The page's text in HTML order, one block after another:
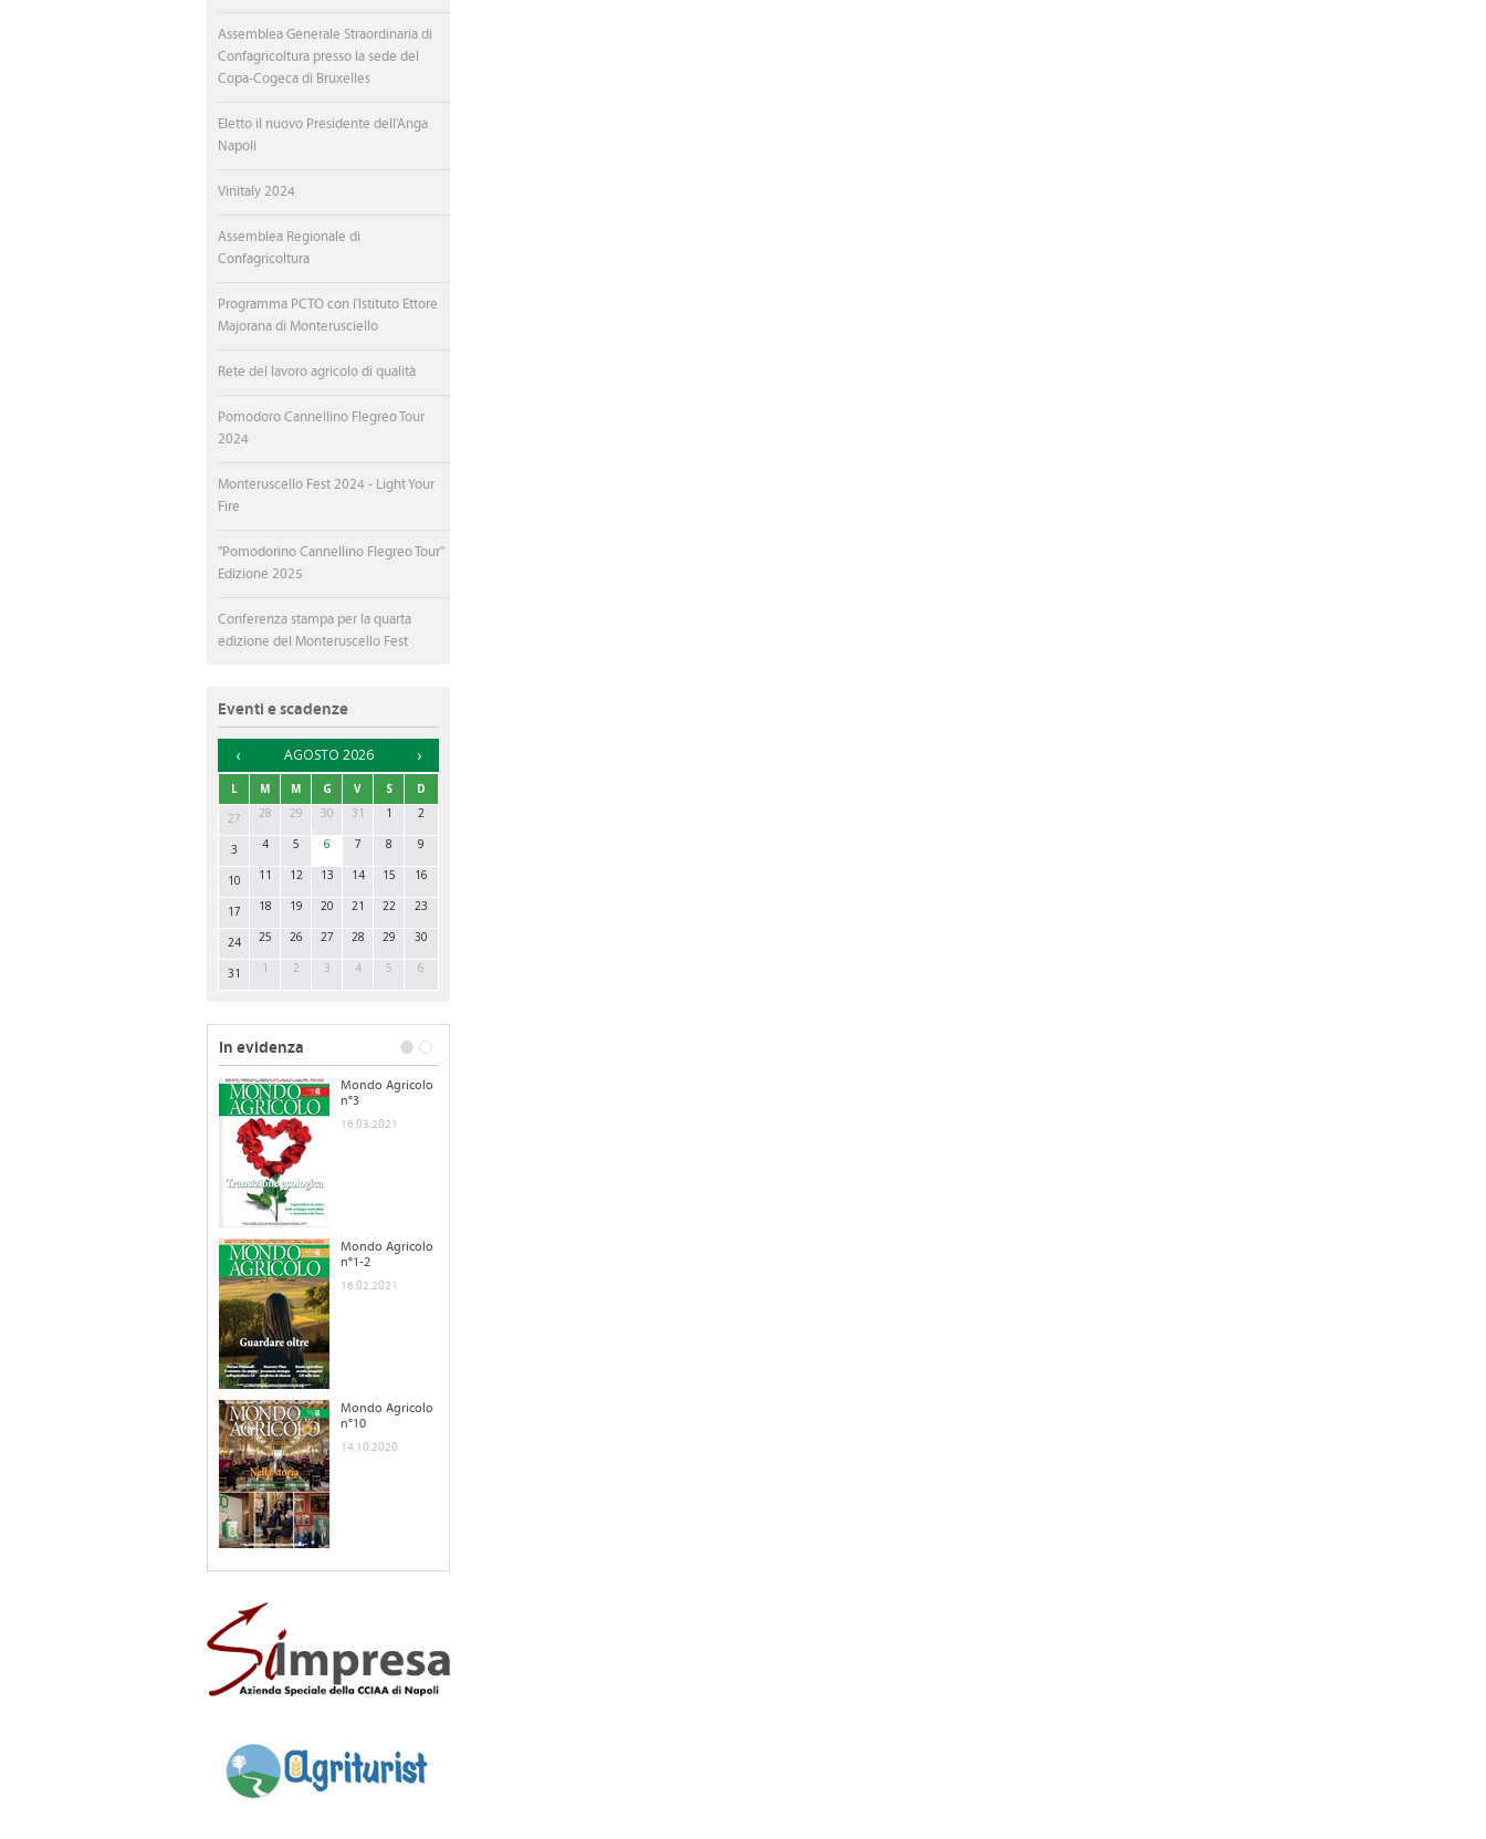
Assemblea Generale Straordinaria di
Confagricoltura presso la sede del
Copa-Cogeca di Bruxelles
Eletto il nuovo Presidente dell'Anga
Napoli
Vinitaly 2024
Assemblea Regionale di
Confagricoltura
Programma PCTO con l'Istituto Ettore
Majorana di Monterusciello
Rete del lavoro agricolo di qualità
Pomodoro Cannellino Flegreo Tour
2024
Monteruscello Fest 2024 - Light Your
Fire
"Pomodorino Cannellino Flegreo Tour"
Edizione 2025
Conferenza stampa per la quarta
edizione del Monteruscello Fest
Eventi e scadenze
AGOSTO 2026 ►
L M M G V S
D
27
28 29 30 31 1 2
3 4 5 6 7 8 9
10 11 12 13 14 15 16
17 18 19 20 21 22 23
24 25 26 27 28 29 30
31 1 2 3 4 5 6
In evidenza
Mondo Agricolo
n°3
16.03.2021
Mondo Agricolo
n°1-2
16.02.2021
Mondo Agricolo
n°10
14.10.2020